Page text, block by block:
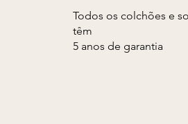
Todos os colchões e
têm
5 anos de garantia